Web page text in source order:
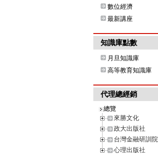
數位經濟
最新講座
知識庫點數
月旦知識庫
高等教育知識庫
代理總經銷
總覽
來勝文化
政大出版社
台灣金融研訓院
心理出版社